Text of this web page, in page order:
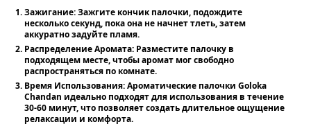
Зажигание: Зажгите кончик палочки, подождите
несколько секунд, пока она не начнет тлеть, затем
аккуратно задуйте пламя.
Распределение Аромата: Разместите палочку в
подходящем месте, чтобы аромат мог свободно
распространяться по комнате.
Время Использования: Ароматические палочки Goloka
Chandan идеально подходят для использования в течение
30-60 минут, что позволяет создать длительное ощущение
релаксации и комфорта.